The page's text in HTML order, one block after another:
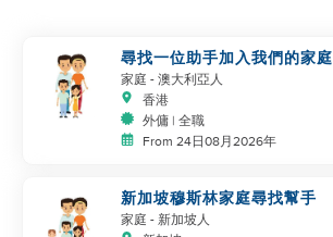
尋找一位助手加入我們的家庭
家庭 - 澳大利亞人
香港
外傭 | 全職
From 24日08月2026年
新加坡穆斯林家庭尋找幫手
家庭 - 新加坡人